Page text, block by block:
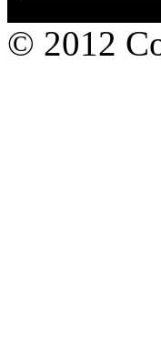
© 2012